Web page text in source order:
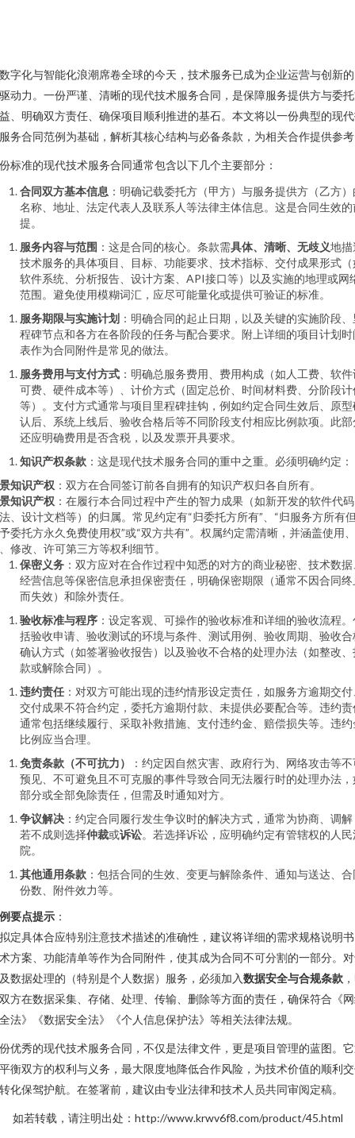
字化与智能化浪潮席卷全球的今天，技术服务已成为企业运营与创新
动力。一份严谨、清晰的现代技术服务合同，是保障服务提供方与委
、明确双方责任、确保项目顺利推进的基石。本文将以一份典型的现
务合同范例为基础，解析其核心结构与必备条款，为相关合作提供参
标准的现代技术服务合同通常包含以下几个主要部分：
合同双方基本信息 ：明确记载委托方（甲方）与服务提供方（乙方
名称、地址、法定代表人及联系人等法律主体信息。这是合同生效的
提。
服务内容与范围 ：这是合同的核心。条款需具体、清晰、无歧义地描
技术服务的具体项目、目标、功能要求、技术指标、交付成果形式（
软件系统、分析报告、设计方案、API接口等）以及实施的地理或网
范围。避免使用模糊词汇，应尽可能量化或提供可验证的标准。
服务期限与实施计划 ：明确合同的起止日期，以及关键的实施阶段
程碑节点和各方在各阶段的任务与配合要求。附上详细的项目计划时
表作为合同附件是常见的做法。
服务费用与支付方式 ：明确总服务费用、费用构成（如人工费、软
可费、硬件成本等）、计价方式（固定总价、时间材料费、分阶段计
等）。支付方式通常与项目里程碑挂钩，例如约定合同生效后、原型
认后、系统上线后、验收合格后等不同阶段支付相应比例款项。此部
还应明确费用是否含税，以及发票开具要求。
知识产权条款 ：这是现代技术服务合同的重中之重。必须明确约定：
知识产权 ：双方在合同签订前各自拥有的知识产权归各自所有。
知识产权 ：在履行本合同过程中产生的智力成果（如新开发的软件代
、设计文档等）的归属。常见约定有“归委托方所有”、“归服务方所有
委托方永久免费使用权”或“双方共有”。权属约定需清晰，并涵盖使用
修改、许可第三方等权利细节。
保密义务 ：双方应对在合作过程中知悉的对方的商业秘密、技术数据
经营信息等保密信息承担保密责任，明确保密期限（通常不因合同终
而失效）和除外责任。
验收标准与程序 ：设定客观、可操作的验收标准和详细的验收流程。
括验收申请、验收测试的环境与条件、测试用例、验收周期、验收合
确认方式（如签署验收报告）以及验收不合格的处理办法（如整改、
款或解除合同）。
违约责任 ：对双方可能出现的违约情形设定责任，如服务方逾期交付
交付成果不符合约定，委托方逾期付款、未提供必要配合等。违约责
通常包括继续履行、采取补救措施、支付违约金、赔偿损失等。违约
比例应当合理。
免责条款（不可抗力）
：约定因自然灾害、政府行为、网络攻击等
预见、不可避免且不可克服的事件导致合同无法履行时的处理办法，
部分或全部免除责任，但需及时通知对方。
争议解决 ：约定合同履行发生争议时的解决方式，通常为协商、调解
若不成则选择仲裁或诉讼。若选择诉讼，应明确约定有管辖权的人民
院。
其他通用条款 ：包括合同的生效、变更与解除条件、通知与送达、合
份数、附件效力等。
要点提示 ：
定具体合应特别注意技术描述的准确性，建议将详细的需求规格说明
方案、功能清单等作为合同附件，使其成为合同不可分割的一部分。
数据处理的（特别是个人数据）服务，必须加入数据安全与合规条款
方在数据采集、存储、处理、传输、删除等方面的责任，确保符合《
法》《数据安全法》《个人信息保护法》等相关法律法规。
优秀的现代技术服务合同，不仅是法律文件，更是项目管理的蓝图。
衡双方的权利与义务，最大限度地降低合作风险，为技术价值的顺利
化保驾护航。在签署前，建议由专业法律和技术人员共同审阅定稿。
如若转载，请注明出处：http://www.krwv6f8.com/product/45.html